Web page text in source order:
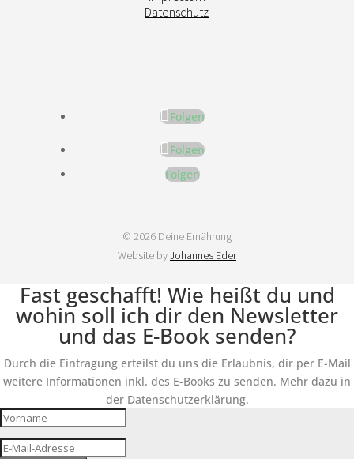
Datenschutz
Folgen
Folgen
Folgen
© 2026 Deine Ernährung
Website byJohannes Eder
Fast geschafft! Wie heißt du und
wohin soll ich dir den Newsletter
und das E-Book senden?
Durch die Eintragung erteilst du uns die Erlaubnis, dir per E-Mail
weitere Informationen inkl. des E-Books zu senden. Mehr dazu in
der Datenschutzerklärung.